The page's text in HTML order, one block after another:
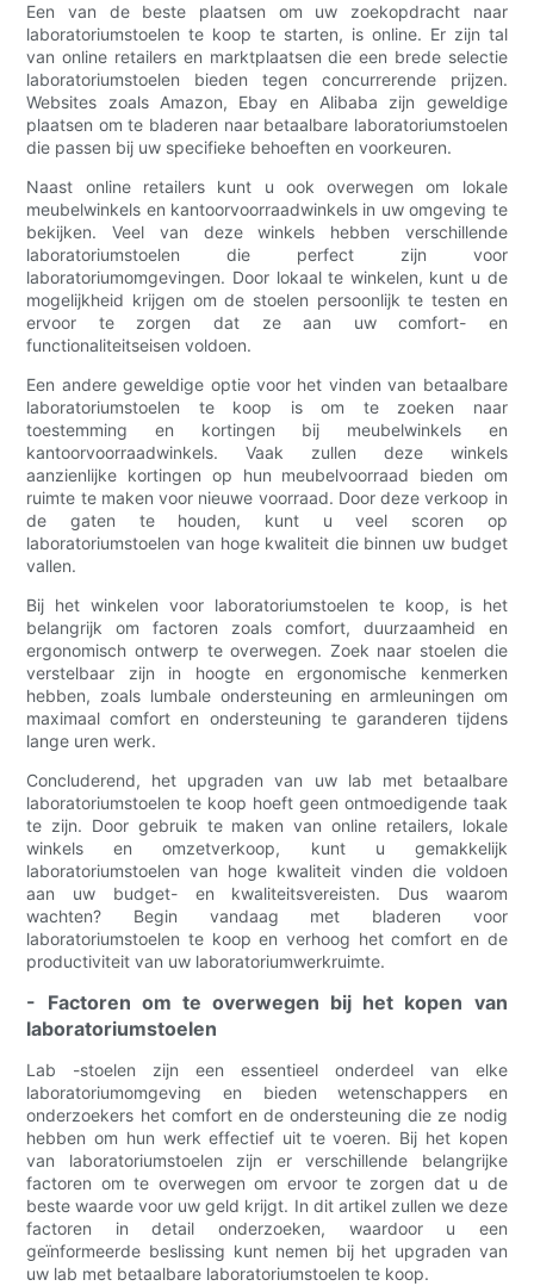
Een van de beste plaatsen om uw zoekopdracht naar
laboratoriumstoelen te koop te starten, is online. Er zijn tal
van online retailers en marktplaatsen die een brede selectie
laboratoriumstoelen bieden tegen concurrerende prijzen.
Websites zoals Amazon, Ebay en Alibaba zijn geweldige
plaatsen om te bladeren naar betaalbare laboratoriumstoelen
die passen bij uw specifieke behoeften en voorkeuren.
Naast online retailers kunt u ook overwegen om lokale
meubelwinkels en kantoorvoorraadwinkels in uw omgeving te
bekijken. Veel van deze winkels hebben verschillende
laboratoriumstoelen die perfect zijn voor
laboratoriumomgevingen. Door lokaal te winkelen, kunt u de
mogelijkheid krijgen om de stoelen persoonlijk te testen en
ervoor te zorgen dat ze aan uw comfort- en
functionaliteitseisen voldoen.
Een andere geweldige optie voor het vinden van betaalbare
laboratoriumstoelen te koop is om te zoeken naar
toestemming en kortingen bij meubelwinkels en
kantoorvoorraadwinkels. Vaak zullen deze winkels
aanzienlijke kortingen op hun meubelvoorraad bieden om
ruimte te maken voor nieuwe voorraad. Door deze verkoop in
de gaten te houden, kunt u veel scoren op
laboratoriumstoelen van hoge kwaliteit die binnen uw budget
vallen.
Bij het winkelen voor laboratoriumstoelen te koop, is het
belangrijk om factoren zoals comfort, duurzaamheid en
ergonomisch ontwerp te overwegen. Zoek naar stoelen die
verstelbaar zijn in hoogte en ergonomische kenmerken
hebben, zoals lumbale ondersteuning en armleuningen om
maximaal comfort en ondersteuning te garanderen tijdens
lange uren werk.
Concluderend, het upgraden van uw lab met betaalbare
laboratoriumstoelen te koop hoeft geen ontmoedigende taak
te zijn. Door gebruik te maken van online retailers, lokale
winkels en omzetverkoop, kunt u gemakkelijk
laboratoriumstoelen van hoge kwaliteit vinden die voldoen
aan uw budget- en kwaliteitsvereisten. Dus waarom
wachten? Begin vandaag met bladeren voor
laboratoriumstoelen te koop en verhoog het comfort en de
productiviteit van uw laboratoriumwerkruimte.
- Factoren om te overwegen bij het kopen van
laboratoriumstoelen
Lab -stoelen zijn een essentieel onderdeel van elke
laboratoriumomgeving en bieden wetenschappers en
onderzoekers het comfort en de ondersteuning die ze nodig
hebben om hun werk effectief uit te voeren. Bij het kopen
van laboratoriumstoelen zijn er verschillende belangrijke
factoren om te overwegen om ervoor te zorgen dat u de
beste waarde voor uw geld krijgt. In dit artikel zullen we deze
factoren in detail onderzoeken, waardoor u een
geïnformeerde beslissing kunt nemen bij het upgraden van
uw lab met betaalbare laboratoriumstoelen te koop.